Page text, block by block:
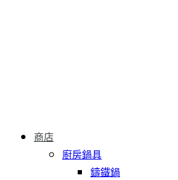
商店
廚房鍋具
鑄鐵鍋